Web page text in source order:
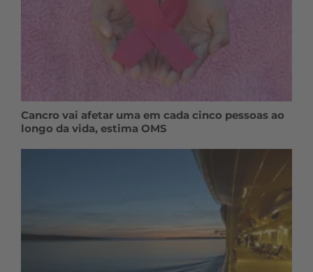
Cancro vai afetar uma em cada cinco pessoas ao
longo da vida, estima OMS